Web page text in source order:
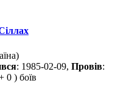
: 1985-02-09, Провів:
0 ) боїв